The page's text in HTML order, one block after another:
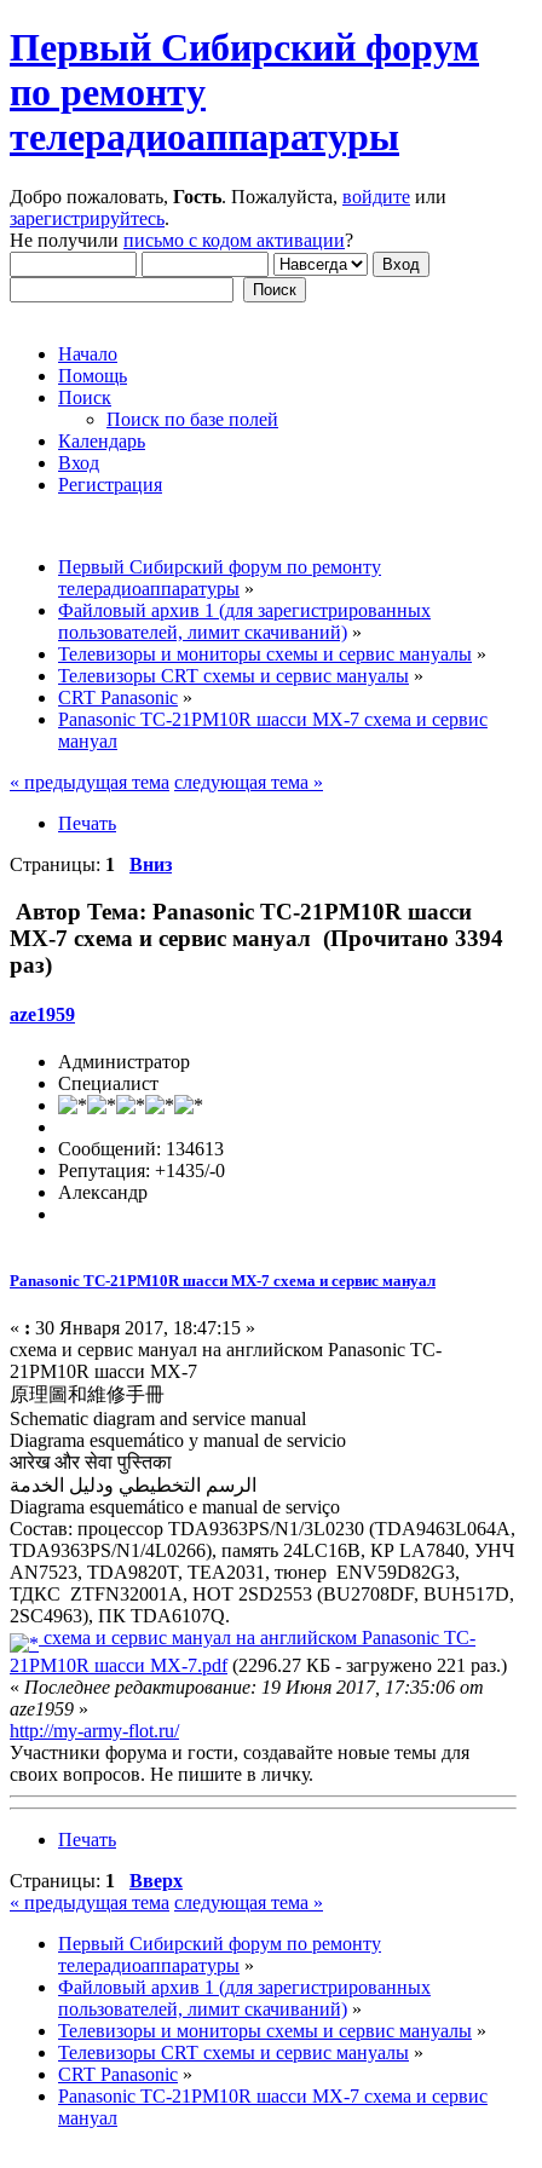
Первый Сибирский форум
по ремонту
телерадиоаппаратуры
Добро пожаловать, Гость. Пожалуйста, войдите или
зарегистрируйтесь.
Не получили письмо с кодом активации?
Начало
Помощь
Поиск
Поиск по базе полей
Календарь
Вход
Регистрация
Первый Сибирский форум по ремонту
телерадиоаппаратуры »
Файловый архив 1 (для зарегистрированных
пользователей, лимит скачиваний) »
Телевизоры и мониторы схемы и сервис мануалы »
Телевизоры CRT схемы и сервис мануалы »
CRT Panasonic »
Panasonic TC-21PM10R шасси MX-7 схема и сервис
мануал
« предыдущая тема следующая тема »
Печать
Страницы: 1 Вниз
Автор Тема: Panasonic TC-21PM10R шасси
MX-7 схема и сервис мануал (Прочитано 3394
раз)
aze1959
Администратор
Специалист
Сообщений: 134613
Репутация: +1435/-0
Александр
Panasonic TC-21PM10R шасси MX-7 схема и сервис мануал
« : 30 Января 2017, 18:47:15 »
схема и сервис мануал на английском Panasonic TC-
21PM10R шасси MX-7
原理圖和維修手冊
Schematic diagram and service manual
Diagrama esquemático y manual de servicio
आरेख और सेवा पुस्तिका
الرسم التخطيطي ودليل الخدمة
Diagrama esquemático e manual de serviço
Состав: процессор TDA9363PS/N1/3L0230 (TDA9463L064A,
TDA9363PS/N1/4L0266), память 24LC16B, КР LA7840, УНЧ
AN7523, TDA9820T, TEA2031, тюнер ENV59D82G3,
ТДКС ZTFN32001A, HOT 2SD2553 (BU2708DF, BUH517D,
2SC4963), ПК TDA6107Q.
схема и сервис мануал на английском Panasonic TC-
21PM10R шасси MX-7.pdf(2296.27 КБ - загружено 221 раз.)
« Последнее редактирование: 19 Июня 2017, 17:35:06 от
aze1959 »
http://my-army-flot.ru/
Участники форума и гости, создавайте новые темы для
своих вопросов. Не пишите в личку.
Печать
Страницы: 1
Вверх
« предыдущая тема следующая тема »
Первый Сибирский форум по ремонту
телерадиоаппаратуры »
Файловый архив 1 (для зарегистрированных
пользователей, лимит скачиваний) »
Телевизоры и мониторы схемы и сервис мануалы »
Телевизоры CRT схемы и сервис мануалы »
CRT Panasonic »
Panasonic TC-21PM10R шасси MX-7 схема и сервис
мануал